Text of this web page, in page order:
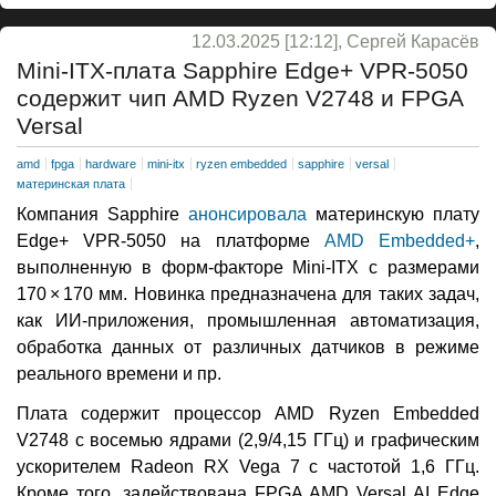
12.03.2025 [12:12], Сергей Карасёв
Mini-ITX-плата Sapphire Edge+ VPR-5050
содержит чип AMD Ryzen V2748 и FPGA
Versal
amd fpga hardware mini-itx ryzen embedded sapphire
versal
материнская плата
Компания Sapphire анонсировала материнскую плату
Edge+ VPR-5050 на платформе AMD Embedded+,
выполненную в форм-факторе Mini-ITX с размерами
170 × 170 мм. Новинка предназначена для таких задач,
как ИИ-приложения, промышленная автоматизация,
обработка данных от различных датчиков в режиме
реального времени и пр.
Плата содержит процессор AMD Ryzen Embedded
V2748 с восемью ядрами (2,9/4,15 ГГц) и графическим
ускорителем Radeon RX Vega 7 с частотой 1,6 ГГц.